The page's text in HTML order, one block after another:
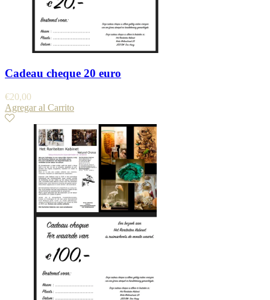
Cadeau cheque 20 euro
€20,00
Agregar al Carrito